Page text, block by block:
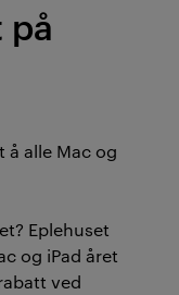
på
å alle Mac og
Eplehuset
og iPad året
ved